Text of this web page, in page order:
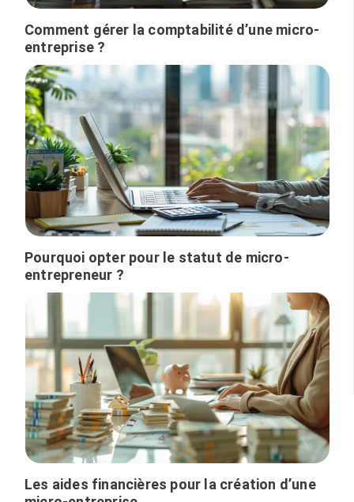
Comment gérer la comptabilité d’une micro-
entreprise ?
Pourquoi opter pour le statut de micro-
entrepreneur ?
Les aides financières pour la création d’une